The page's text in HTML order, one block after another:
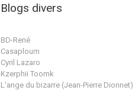
Blogs divers
BD-René
Casaploum
Cyril Lazaro
Kzerphii Toomk
L'ange du bizarre (Jean-Pierre Dionnet)